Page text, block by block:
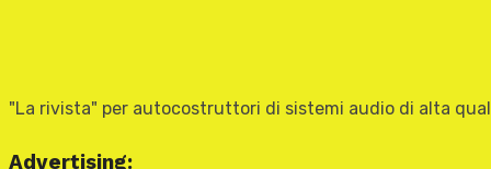
"La rivista" per autocostruttori di sistemi audio di alta
Advertising: